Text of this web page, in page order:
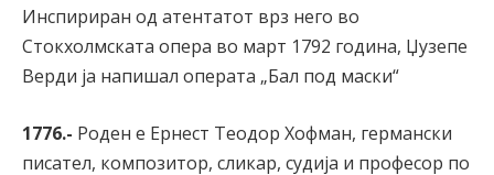
Инспириран од атентатот врз него во
Стокхолмската опера во март 1792 година, Џузепе
Верди ја напишал операта „Бал под маски“
1776.- Роден е Ернест Теодор Хофман, германски
писател, композитор, сликар, судија и професор по